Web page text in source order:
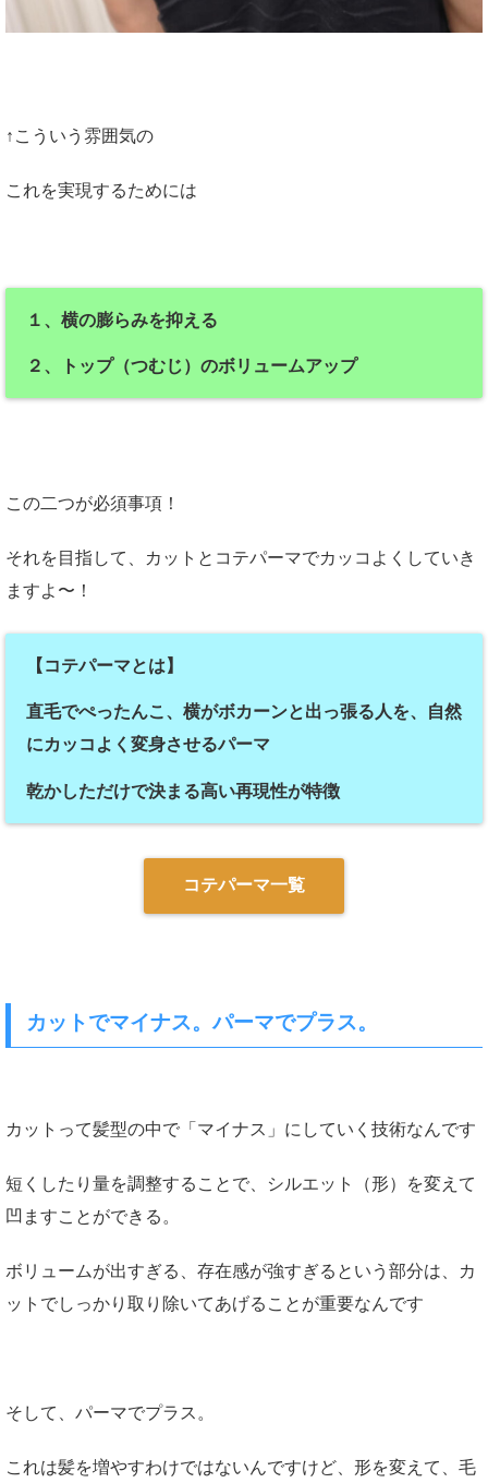
↑こういう雰囲気の
これを実現するためには
１、横の膨らみを抑える
２、トップ（つむじ）のボリュームアップ
この二つが必須事項！
それを目指して、カットとコテパーマでカッコよくしていき
ますよ〜！
【コテパーマとは】
直毛でぺったんこ、横がボカーンと出っ張る人を、自然
にカッコよく変身させるパーマ
乾かしただけで決まる高い再現性が特徴
コテパーマ一覧
カットでマイナス。パーマでプラス。
カットって髪型の中で「マイナス」にしていく技術なんです
短くしたり量を調整することで、シルエット（形）を変えて
凹ますことができる。
ボリュームが出すぎる、存在感が強すぎるという部分は、カ
ットでしっかり取り除いてあげることが重要なんです
そして、パーマでプラス。
これは髪を増やすわけではないんですけど、形を変えて、毛